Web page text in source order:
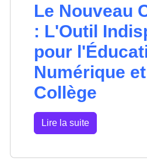
Le Nouveau
: L'Outil
pour
Numérique
Collège
Lire la suite